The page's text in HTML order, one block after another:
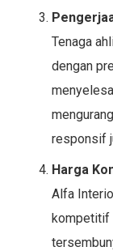
Tenaga
dengan
responsif
Harga
Alfa
kompetitif